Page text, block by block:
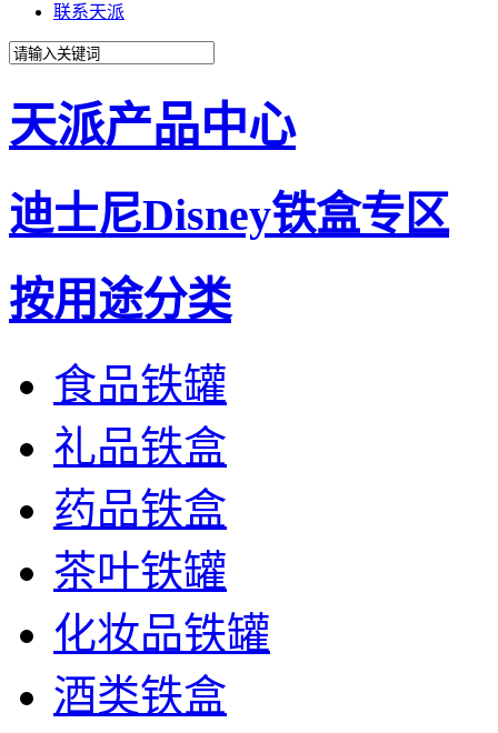
联系天派
天派产品中心
迪士尼Disney铁盒专区
按用途分类
食品铁罐
礼品铁盒
药品铁盒
茶叶铁罐
化妆品铁罐
酒类铁盒